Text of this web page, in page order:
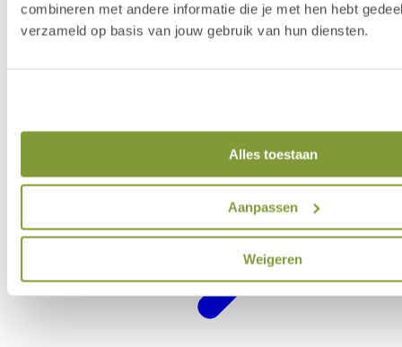
combineren met andere informatie die je met hen hebt
verzameld op basis van jouw gebruik van hun diensten.
Alles toestaan
Aanpassen
Weigeren